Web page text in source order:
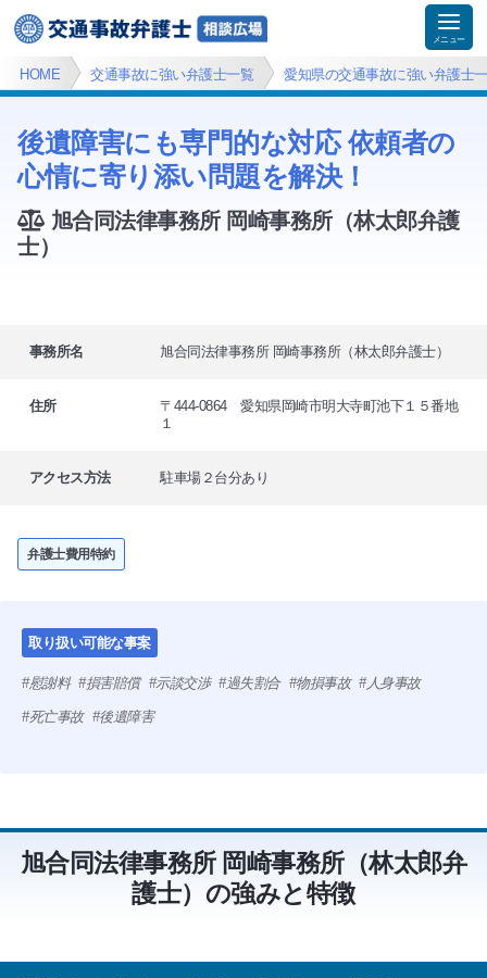
HOME 交通事故に強い弁護士一覧 愛知県の交通事故に強い弁護士
後遺障害にも専門的な対応 依頼者の
心情に寄り添い問題を解決！
旭合同法律事務所 岡崎事務所（林太郎弁護
士）
事務所名 旭合同法律事務所 岡崎事務所（林太郎弁護士）
住所
〒444-0864 愛知県岡崎市明大寺町池下１５番地
１
アクセス方法 駐車場２台分あり
弁護士費用特約
取り扱い可能な事案
慰謝料 損害賠償 示談交渉 過失割合 物損事故 人身事故
死亡事故 後遺障害
旭合同法律事務所 岡崎事務所（林太郎弁
護士）の強みと特徴